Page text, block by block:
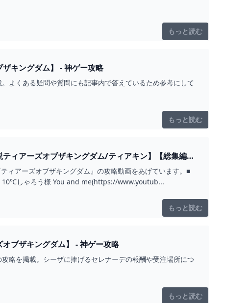
もっと読む
キングダム】 - 神ゲー攻略
よくある疑問や質問にも記事内で答えているため参考にして
もっと読む
ィアーズオブザキングダム/ティアキン】【総集編】
ィアーズオブザキングダム』の攻略動画をあげています。■
お借りしたBGMしゃろう様 おどれグロッケンシュピールしゃろう様 神隠しの真相しゃろう様 10℃しゃろう様 You and me(https://www.youtub...
もっと読む
ブザキングダム】 - 神ゲー攻略
略を掲載。シーザに捧げるセレナーデの報酬や受注場所につ
もっと読む